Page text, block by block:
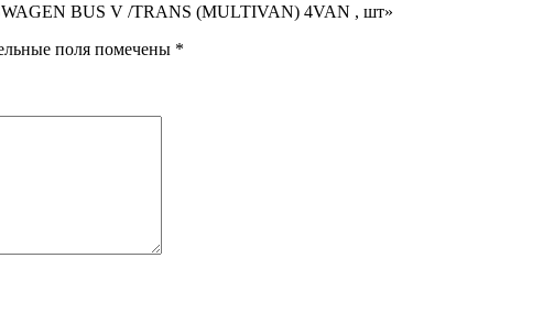
BUS V /TRANS (MULTIVAN) 4VAN , шт»
поля помечены *